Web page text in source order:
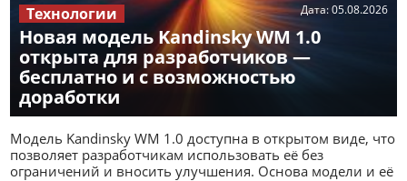
Новая модель Kandinsky WM 1.0
открыта для разработчиков —
бесплатно и с возможностью
доработки
Дата:05.08.2026
Технологии
Модель Kandinsky WM 1.0 доступна в открытом виде, что
позволяет разработчикам использовать её без
ограничений и вносить улучшения. Основа модели и её